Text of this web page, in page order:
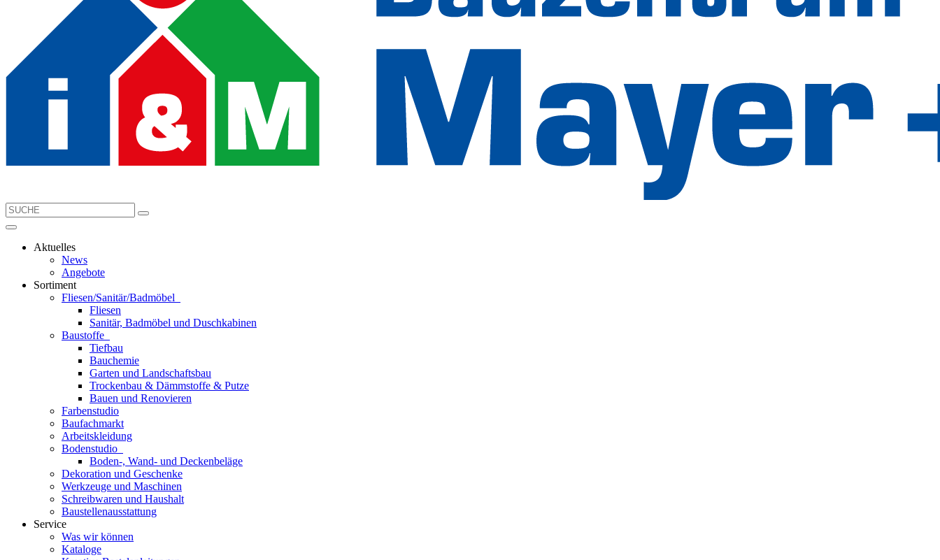
Aktuelles
News
Angebote
Sortiment
Fliesen/Sanitär/Badmöbel
Fliesen
Sanitär, Badmöbel und Duschkabinen
Baustoffe
Tiefbau
Bauchemie
Garten und Landschaftsbau
Trockenbau & Dämmstoffe & Putze
Bauen und Renovieren
Farbenstudio
Baufachmarkt
Arbeitskleidung
Bodenstudio
Boden-, Wand- und Deckenbeläge
Dekoration und Geschenke
Werkzeuge und Maschinen
Schreibwaren und Haushalt
Baustellenausstattung
Service
Was wir können
Kataloge